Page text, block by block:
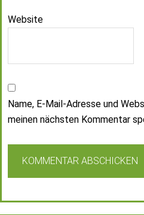
Website
Name, E-Mail-Adresse und
meinen nächsten Kommentar